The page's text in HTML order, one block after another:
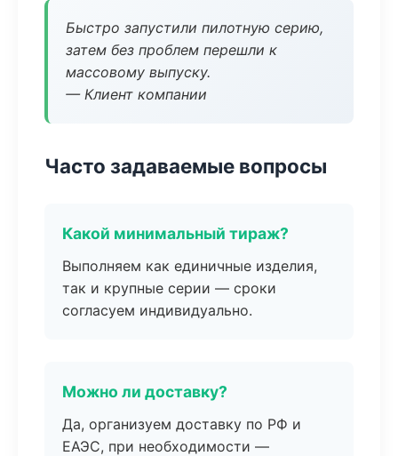
Быстро запустили пилотную серию,
затем без проблем перешли к
массовому выпуску.
— Клиент компании
Часто задаваемые вопросы
Какой минимальный тираж?
Выполняем как единичные изделия,
так и крупные серии — сроки
согласуем индивидуально.
Можно ли доставку?
Да, организуем доставку по РФ и
ЕАЭС, при необходимости —